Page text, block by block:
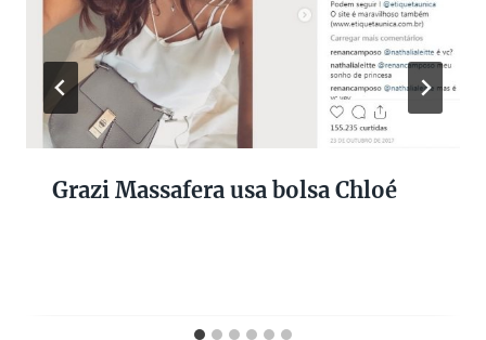
Grazi Massafera usa bolsa Chloé